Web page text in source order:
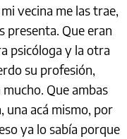
vecina me las trae,
presenta. Que eran
psicóloga y la otra
su profesión,
Que ambas
una acá mismo, por
ya lo sabía porque